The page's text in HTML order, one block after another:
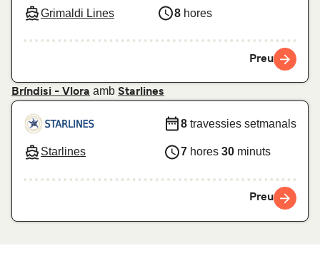
Grimaldi Lines 8 hores
Preu
Bríndisi - Vlora amb Starlines
Starlines
8 travessies setmanals
7 hores 30 minuts
Preu